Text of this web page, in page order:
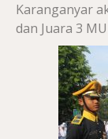
Karanganyar
dan Juara 3